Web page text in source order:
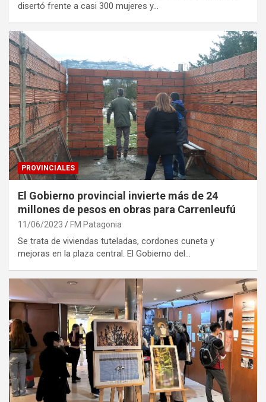
disertó frente a casi 300 mujeres y…
PROVINCIALES
El Gobierno provincial invierte más de 24
millones de pesos en obras para Carrenleufú
11/06/2023 FM Patagonia
Se trata de viviendas tuteladas, cordones cuneta y
mejoras en la plaza central. El Gobierno del…